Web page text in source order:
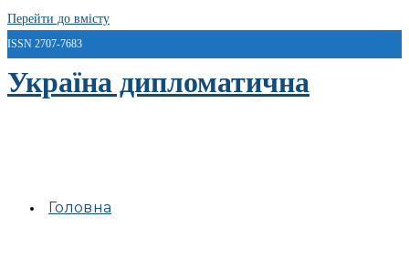
Перейти до вмісту
ISSN 2707-7683
Україна дипломатична
Головна